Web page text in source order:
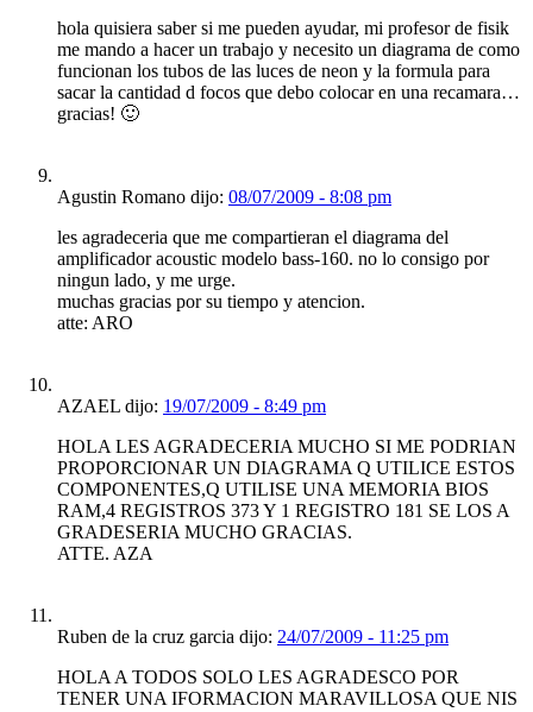
hola quisiera saber si me pueden ayudar, mi profesor de fisik
me mando a hacer un trabajo y necesito un diagrama de como
funcionan los tubos de las luces de neon y la formula para
sacar la cantidad d focos que debo colocar en una recamara…
gracias! 🙂
Agustin Romano dijo: 08/07/2009 - 8:08 pm
les agradeceria que me compartieran el diagrama del
amplificador acoustic modelo bass-160. no lo consigo por
ningun lado, y me urge.
muchas gracias por su tiempo y atencion.
atte: ARO
AZAEL dijo: 19/07/2009 - 8:49 pm
HOLA LES AGRADECERIA MUCHO SI ME PODRIAN
PROPORCIONAR UN DIAGRAMA Q UTILICE ESTOS
COMPONENTES,Q UTILISE UNA MEMORIA BIOS
RAM,4 REGISTROS 373 Y 1 REGISTRO 181 SE LOS A
GRADESERIA MUCHO GRACIAS.
ATTE. AZA
Ruben de la cruz garcia dijo: 24/07/2009 - 11:25 pm
HOLA A TODOS SOLO LES AGRADESCO POR
TENER UNA IFORMACION MARAVILLOSA QUE NIS